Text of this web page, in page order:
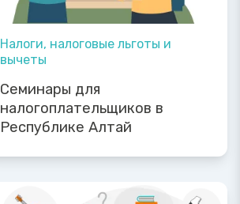
Налоги, налоговые льготы и
вычеты
Семинары для
налогоплательщиков в
Республике Алтай